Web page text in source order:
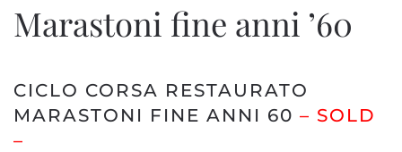
Marastoni fine anni ’60
CICLO CORSA RESTAURATO
MARASTONI FINE ANNI 60 – SOLD
–